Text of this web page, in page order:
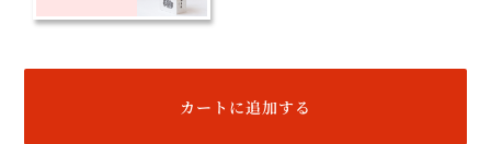
カートに追加する